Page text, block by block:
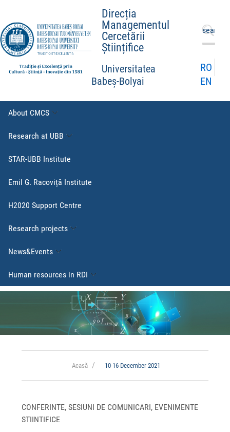
Direcția
Managementul
Cercetării
Științifice
Universitatea
Babeș-Bolyai
Search
for:
RO
EN
About CMCS
Research at UBB
STAR-UBB Institute
Emil G. Racoviță Institute
H2020 Support Centre
Research projects
News&Events
Human resources in RDI
Acasă 10-16 December 2021
CONFERINTE, SESIUNI DE COMUNICARI, EVENIMENTE
STIINTIFICE